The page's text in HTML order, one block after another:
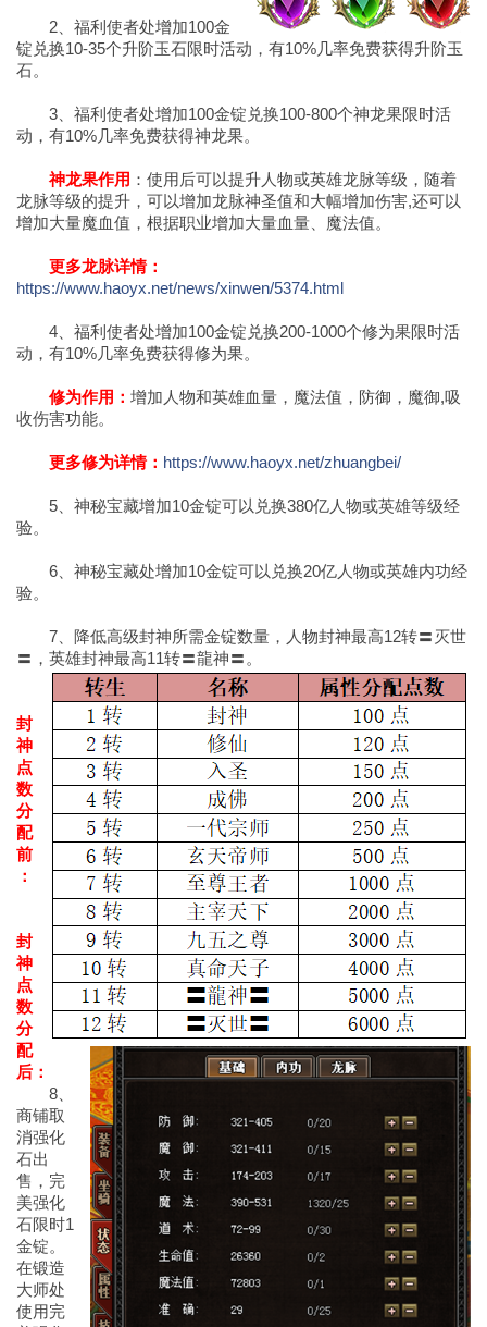
2、福利使者处增加100金
锭兑换10-35个升阶玉石限时活动，有10%几率免费获得升阶玉
石。
3、福利使者处增加100金锭兑换100-800个神龙果限时活
动，有10%几率免费获得神龙果。
神龙果作用 ：使用后可以提升人物或英雄龙脉等级，随着
龙脉等级的提升，可以增加龙脉神圣值和大幅增加伤害,还可以
增加大量魔血值，根据职业增加大量血量、魔法值。
更多龙脉详情：
https://www.haoyx.net/news/xinwen/5374.html
4、福利使者处增加100金锭兑换200-1000个修为果限时活
动，有10%几率免费获得修为果。
修为作用： 增加人物和英雄血量，魔法值，防御，魔御,吸
收伤害功能。
更多修为详情： https://www.haoyx.net/zhuangbei/
5、神秘宝藏增加10金锭可以兑换380亿人物或英雄等级经
验。
6、神秘宝藏处增加10金锭可以兑换20亿人物或英雄内功经
验。
7、降低高级封神所需金锭数量，人物封神最高12转〓灭世
〓，英雄封神最高11转〓龍神〓。
封
神
点
数
分
配
前
：
封
神
点
数
分
配
后：
8、
商铺取
消强化
石出
售，完
美强化
石限时1
金锭。
在锻造
大师处
使用完